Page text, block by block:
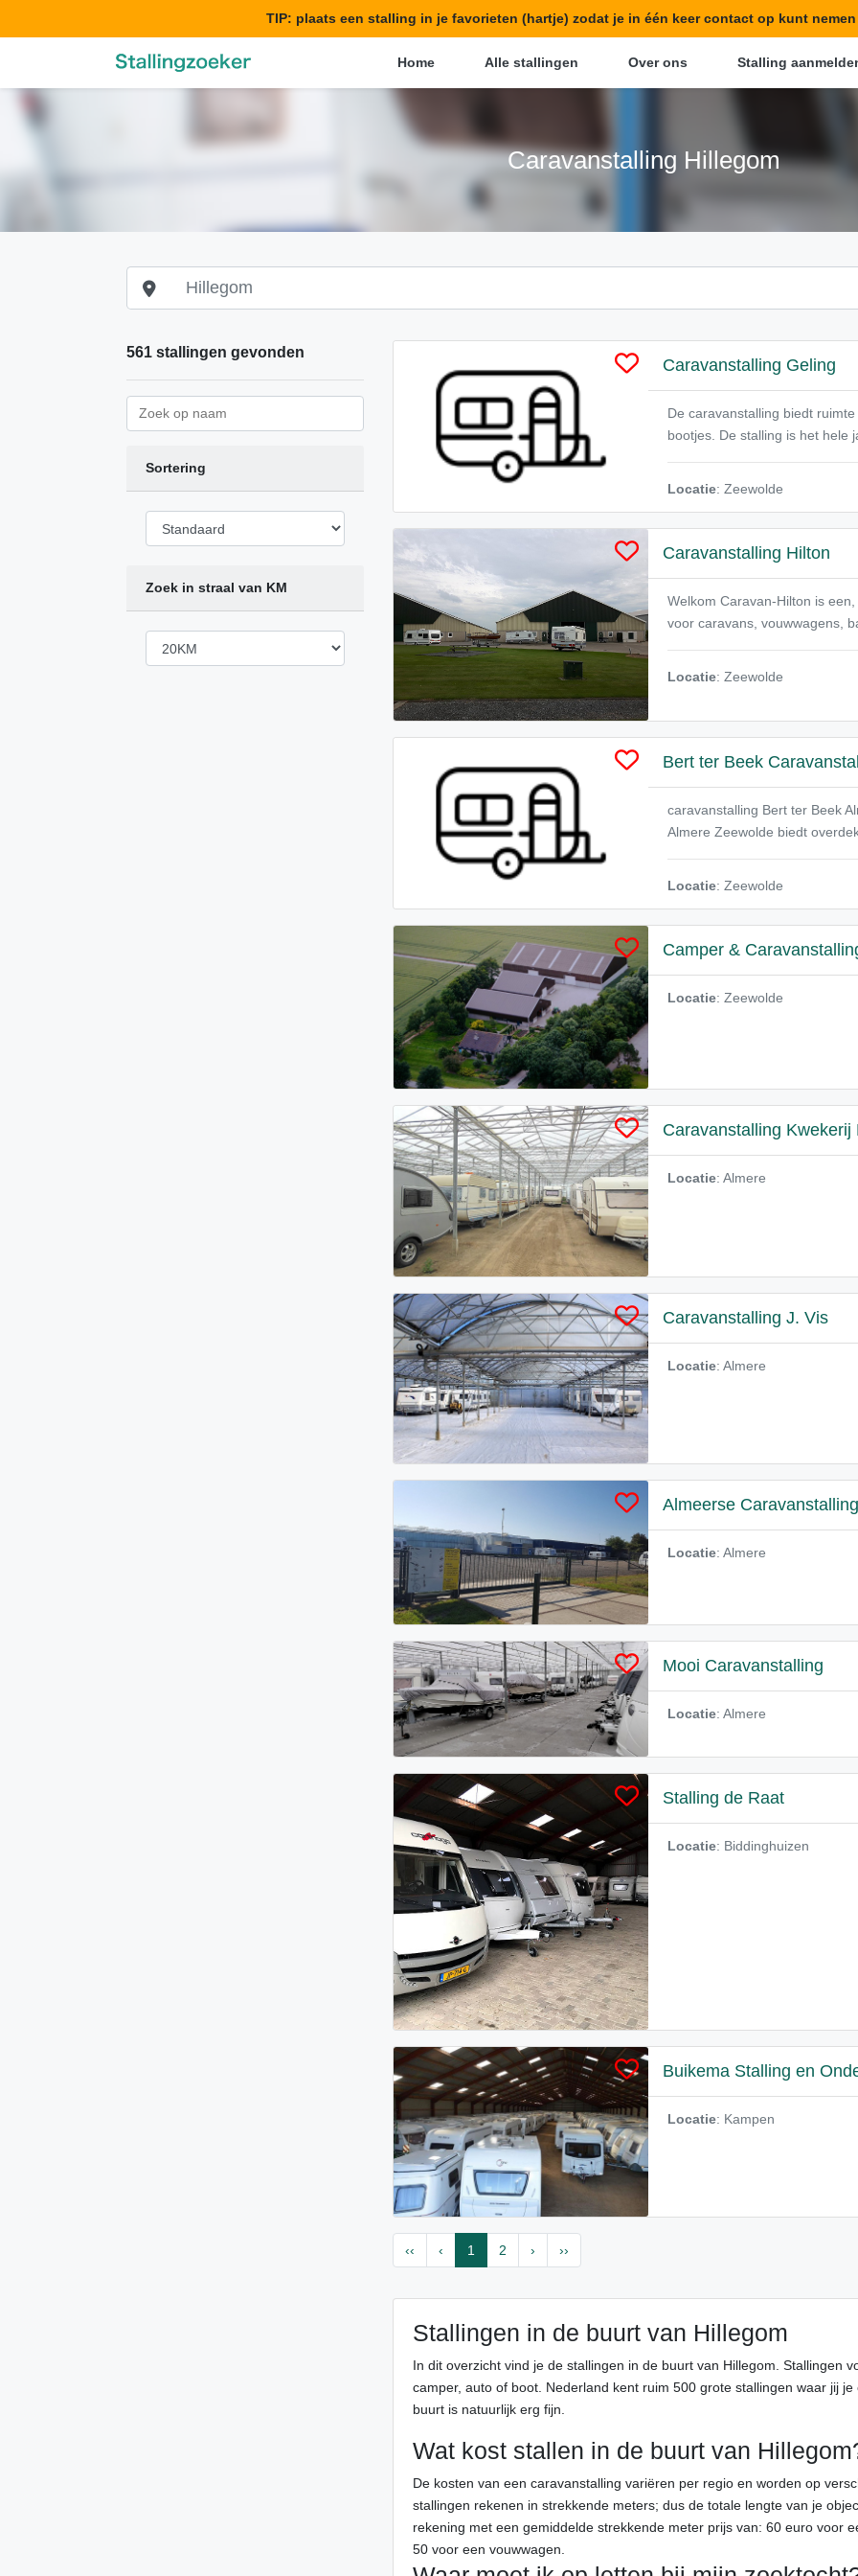
TIP: plaats een stalling in je favorieten (hartje) zodat je in één keer contact op kunt
Home Alle stallingen Over ons Stalling
Caravanstalling Hillegom
561 stallingen gevonden
Sortering
Zoek in straal van KM
Caravanstalling Geling
De caravanstalling biedt
bootjes. De stalling is het hele
Locatie: Zeewolde
Caravanstalling Hilton
Welkom Caravan-Hilton is
voor caravans, vouwwagens,
Locatie: Zeewolde
Bert ter Beek
caravanstalling Bert ter Beek
Almere Zeewolde biedt
Locatie: Zeewolde
Camper &
Locatie: Zeewolde
Caravanstalling Kwekerij
Locatie: Almere
Caravanstalling J. Vis
Locatie: Almere
Almeerse
Locatie: Almere
Mooi Caravanstalling
Locatie: Almere
Stalling de Raat
Locatie: Biddinghuizen
Buikema Stalling en
Locatie: Kampen
‹‹ ‹ 1 2 › ››
Stallingen in de buurt van Hillegom
In dit overzicht vind je de stallingen in de buurt van Hillegom. Stallingen
camper, auto of boot. Nederland kent ruim 500 grote stallingen waar jij
buurt is natuurlijk erg fijn.
Wat kost stallen in de buurt van
De kosten van een caravanstalling variëren per regio en worden op
stallingen rekenen in strekkende meters; dus de totale lengte van je
rekening met een gemiddelde strekkende meter prijs van: 60 euro voor
50 voor een vouwwagen.